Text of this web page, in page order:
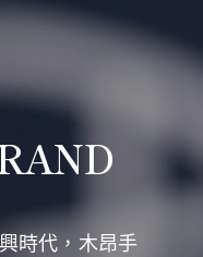
時代，木昂手